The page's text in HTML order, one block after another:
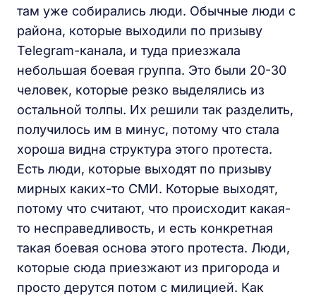
там уже собирались люди. Обычные люди с
района, которые выходили по призыву
Telegram-канала, и туда приезжала
небольшая боевая группа. Это были 20-30
человек, которые резко выделялись из
остальной толпы. Их решили так разделить,
получилось им в минус, потому что стала
хороша видна структура этого протеста.
Есть люди, которые выходят по призыву
мирных каких-то СМИ. Которые выходят,
потому что считают, что происходит какая-
то несправедливость, и есть конкретная
такая боевая основа этого протеста. Люди,
которые сюда приезжают из пригорода и
просто дерутся потом с милицией. Как